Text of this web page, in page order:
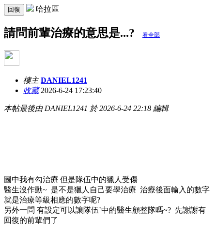
回復 哈拉區
請問前輩治療的意思是...? 看全部
樓主 DANIEL1241
收藏2026-6-24 17:23:40
本帖最後由 DANIEL1241 於 2026-6-24 22:18 編輯
圖中我有勾治療 但是隊伍中的獵人受傷
醫生沒作動~ 是不是獵人自己要學治療 治療後面輸入的數字
就是治療等級相應的數字呢?
另外一問 有設定可以讓隊伍ˋ中的醫生顧整隊嗎~? 先謝謝有
回復的前輩們了